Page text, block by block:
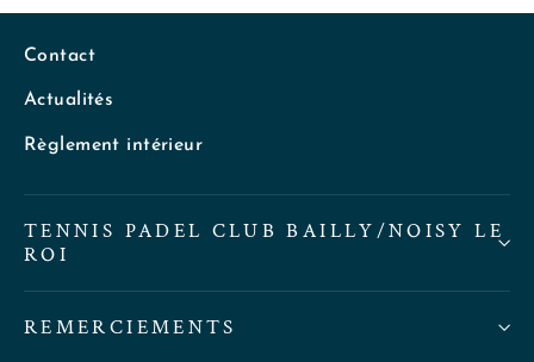
Contact
Actualités
Règlement intérieur
TENNIS PADEL CLUB BAILLY/NOISY LE
ROI
REMERCIEMENTS